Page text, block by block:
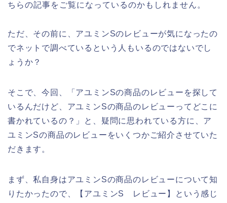
ちらの記事をご覧になっているのかもしれません。
ただ、その前に、アユミンSのレビューが気になったの
でネットで調べているという人もいるのではないでし
ょうか？
そこで、今回、「アユミンSの商品のレビューを探して
いるんだけど、アユミンSの商品のレビューってどこに
書かれているの？」と、疑問に思われている方に、ア
ユミンSの商品のレビューをいくつかご紹介させていた
だきます。
まず、私自身はアユミンSの商品のレビューについて知
りたかったので、【アユミンS レビュー】という感じ